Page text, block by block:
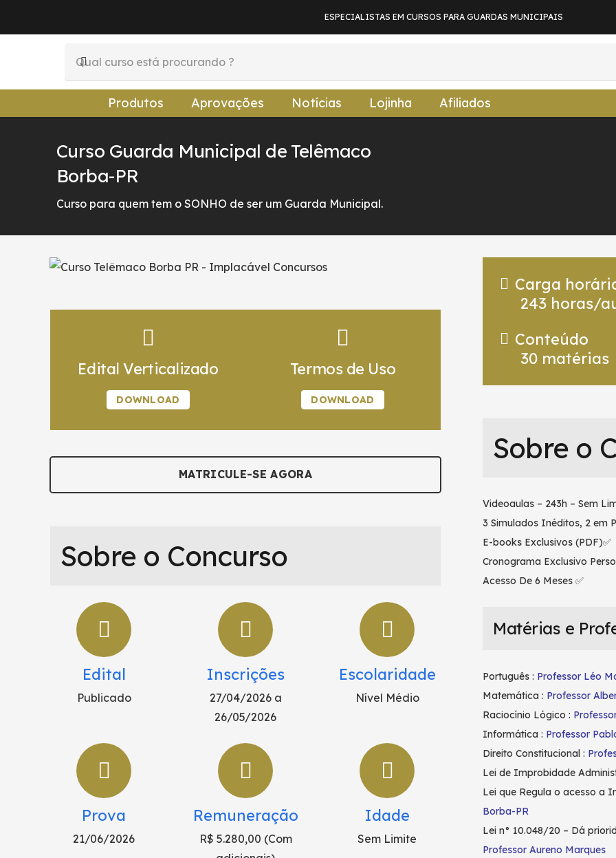
ESPECIALISTAS EM CURSOS PARA GUARDAS MUNICIPAIS
Produtos Aprovações Notícias Lojinha Afiliados
Curso Guarda Municipal de Telêmaco
Borba-PR
Curso para quem tem o SONHO de ser um Guarda Municipal.
Edital Verticalizado
DOWNLOAD
Termos de Uso
DOWNLOAD
MATRICULE-SE AGORA
Sobre o Concurso
Edital
Publicado
Inscrições
27/04/2026 a
26/05/2026
Escolaridade
Nível Médio
Prova
21/06/2026
Remuneração
R$ 5.280,00 (Com
Idade
Sem Limite
Carga
243 horas/
Conteúdo
30 matérias
Sobre o
Videoaulas – 243h – Sem
3 Simulados Inéditos, 2 em
E-books Exclusivos (PDF)✅
Cronograma Exclusivo
Acesso De 6 Meses ✅
Matérias e
Português : Professor Léo
Matemática : Professor
Raciocínio Lógico :
Informática : Professor
Direito Constitucional :
Lei de Improbidade
Lei que Regula o acesso a
Borba-PR
Lei n° 10.048/20 – Dá
Professor Aureno Marques